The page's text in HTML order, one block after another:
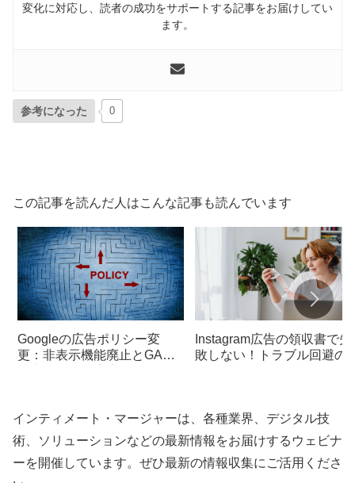
変化に対応し、読者の成功をサポートする記事をお届けしてい
ます。
参考になった 0
この記事を読んだ人はこんな記事も読んでいます
Googleの広告ポリシー変
更：非表示機能廃止とGAM
Instagram広告の領収書で失
敗しない！トラブル回避の
インティメート・マージャーは、各種業界、デジタル技
術、ソリューションなどの最新情報をお届けするウェビナ
ーを開催しています。ぜひ最新の情報収集にご活用くださ